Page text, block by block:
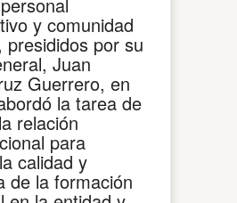
y comunidad
presididos por su
Juan
Guerrero, en
la tarea de
relación
para
calidad y
de la formación